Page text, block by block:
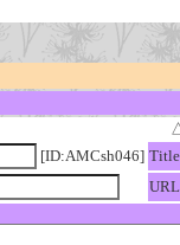
[ID:AMCsh046] Title
URL